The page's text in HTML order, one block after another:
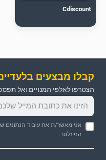
Cdiscount
קבלו מבצעים
הצטרפו לאלפי המנויים ואל
אני מאשר/ת את עיבוד הנתונים
הניוזלטר.